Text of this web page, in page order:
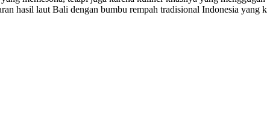
hasil laut Bali dengan bumbu rempah tradisional Indonesia